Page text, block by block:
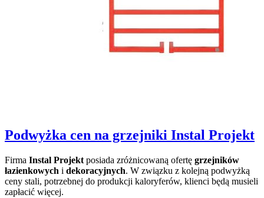
Podwyżka cen na grzejniki Instal Projekt
Firma Instal Projekt posiada zróżnicowaną ofertę grzejników
łazienkowych i dekoracyjnych. W związku z kolejną podwyżką
ceny stali, potrzebnej do produkcji kaloryferów, klienci będą musieli
zapłacić więcej.